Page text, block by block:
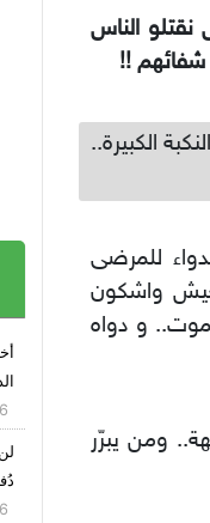
نقتلو الناس
شفائهم !!
الكبيرة..
للمرضى
واشكون
و دواه
ومن يبرّر